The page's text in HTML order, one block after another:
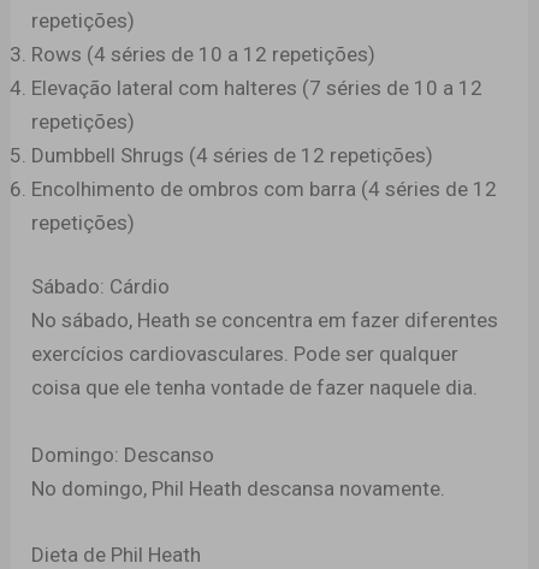
repetições)
Rows (4 séries de 10 a 12 repetições)
Elevação lateral com halteres (7 séries de 10 a 12
repetições)
Dumbbell Shrugs (4 séries de 12 repetições)
Encolhimento de ombros com barra (4 séries de 12
repetições)
Sábado: Cárdio
No sábado, Heath se concentra em fazer diferentes
exercícios cardiovasculares. Pode ser qualquer
coisa que ele tenha vontade de fazer naquele dia.
Domingo: Descanso
No domingo, Phil Heath descansa novamente.
Dieta de Phil Heath